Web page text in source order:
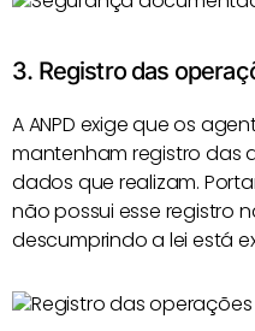
3. Registro das
A ANPD exige que os
mantenham registro das
dados que realizam.
não possui esse registro
descumprindo a lei está